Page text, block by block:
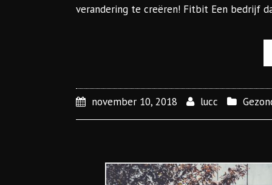
verandering te creëren! Fitbit Een bedrijf
november 10, 2018 lucc